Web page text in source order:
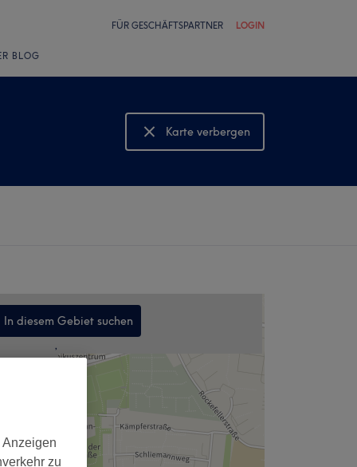
FÜR GESCHÄFTSPARTNER LOGIN
BLOG
Karte verbergen
Karte anzeigen
In diesem Gebiet suchen
,
zu